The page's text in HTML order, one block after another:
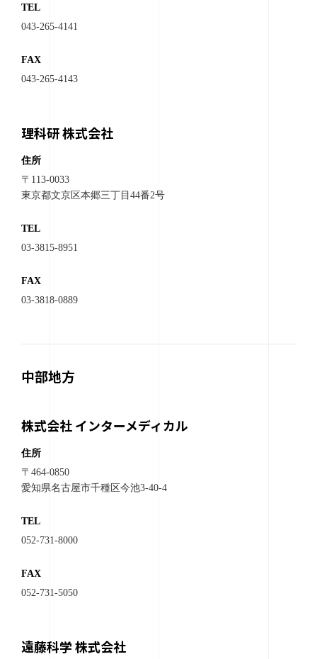
TEL
043-265-4141
FAX
043-265-4143
理科研 株式会社
住所
〒113-0033
東京都文京区本郷三丁目44番2号
TEL
03-3815-8951
FAX
03-3818-0889
中部地方
株式会社 インターメディカル
住所
〒464-0850
愛知県名古屋市千種区今池3-40-4
TEL
052-731-8000
FAX
052-731-5050
遠藤科学 株式会社